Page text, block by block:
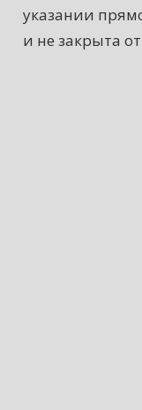
указании
и не закрыта